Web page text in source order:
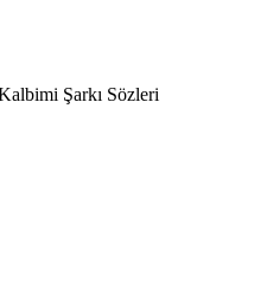
Şarkı Sözleri